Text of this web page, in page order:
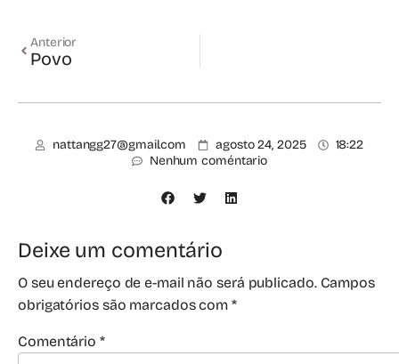
Anterior
Povo
nattangg27@gmail.com agosto 24, 2025
18:22
Nenhum coméntario
Deixe um comentário
O seu endereço de e-mail não será publicado. Campos
obrigatórios são marcados com *
Comentário *